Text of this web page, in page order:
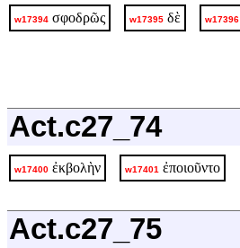
w17394 σφοδρῶς w17395 δὲ w17396
Act.c27_74
w17400 ἐκβολὴν w17401 ἐποιοῦντο
Act.c27_75